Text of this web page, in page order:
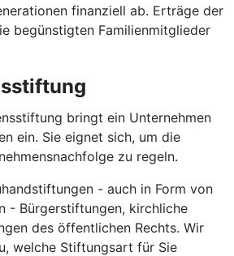
finanziell ab. Erträge der
begünstigten Familienmitglieder
bringt ein Unternehmen
ein. Sie eignet sich, um die
zu regeln.
- auch in Form von
- Bürgerstiftungen, kirchliche
des öffentlichen Rechts. Wir
welche Stiftungsart für Sie